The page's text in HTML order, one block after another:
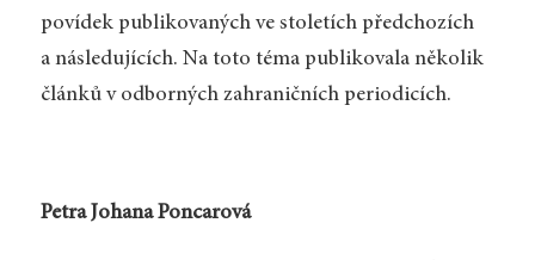
povídek publikovaných ve stoletích předchozích
a následujících. Na toto téma publikovala několik
článků v odborných zahraničních periodicích.
Petra Johana Poncarová